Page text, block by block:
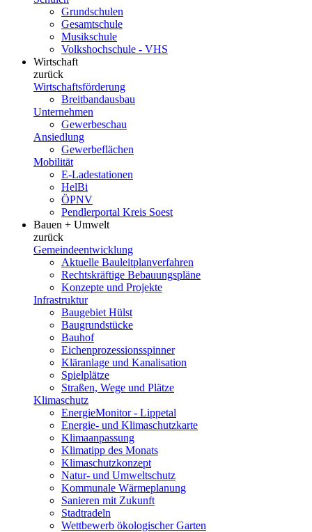
Grundschulen
Gesamtschule
Musikschule
Volkshochschule - VHS
Wirtschaft
zurück
Wirtschaftsförderung
Breitbandausbau
Unternehmen
Gewerbeschau
Ansiedlung
Gewerbeflächen
Mobilität
E-Ladestationen
HelBi
ÖPNV
Pendlerportal Kreis Soest
Bauen + Umwelt
zurück
Gemeindeentwicklung
Aktuelle Bauleitplanverfahren
Rechtskräftige Bebauungspläne
Konzepte und Projekte
Infrastruktur
Baugebiet Hülst
Baugrundstücke
Bauhof
Eichenprozessionsspinner
Kläranlage und Kanalisation
Spielplätze
Straßen, Wege und Plätze
Klimaschutz
EnergieMonitor - Lippetal
Energie- und Klimaschutzkarte
Klimaanpassung
Klimatipp des Monats
Klimaschutzkonzept
Natur- und Umweltschutz
Kommunale Wärmeplanung
Sanieren mit Zukunft
Stadtradeln
Wettbewerb ökologischer Garten